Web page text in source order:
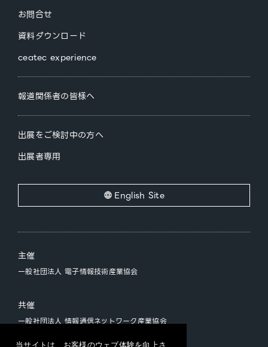
当サイトは、お客様のウェブ体験を向上さ
お問合せ
資料ダウンロード
ceatec experience
報道関係者の皆様へ
出展をご検討中の方へ
出展者専用
English Site
主催
一般社団法人 電子情報技術産業協会
共催
一般社団法人 情報通信ネットワーク産業協会
一般社団法人 ソフトウェア協会